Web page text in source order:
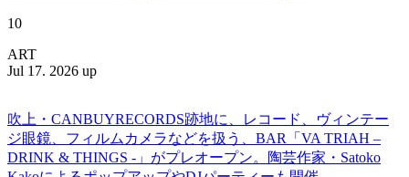
10
ART
Jul 17. 2026 up
吹上・CANBUYRECORDS跡地に、レコード、ヴィンテー
ジ眼鏡、フィルムカメラなどを扱う、BAR「VA TRIAH –
DRINK & THINGS -」がプレオープン。陶芸作家・Satoko